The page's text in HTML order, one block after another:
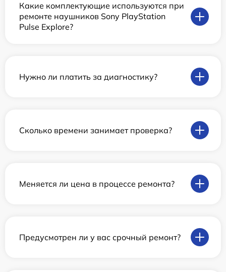
Какие комплектующие используются при
ремонте наушников Sony PlayStation
Pulse Explore?
Нужно ли платить за диагностику?
Сколько времени занимает проверка?
Меняется ли цена в процессе ремонта?
Предусмотрен ли у вас срочный ремонт?